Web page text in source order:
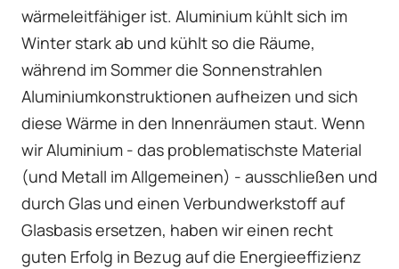
wärmeleitfähiger ist. Aluminium kühlt sich im
Winter stark ab und kühlt so die Räume,
während im Sommer die Sonnenstrahlen
Aluminiumkonstruktionen aufheizen und sich
diese Wärme in den Innenräumen staut. Wenn
wir Aluminium - das problematischste Material
(und Metall im Allgemeinen) - ausschließen und
durch Glas und einen Verbundwerkstoff auf
Glasbasis ersetzen, haben wir einen recht
guten Erfolg in Bezug auf die Energieeffizienz